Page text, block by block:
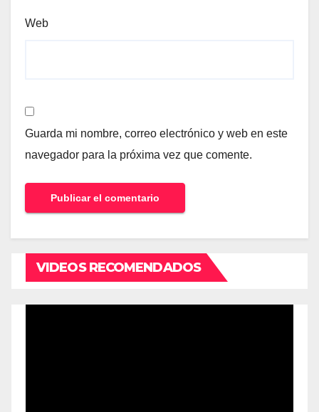
Web
Guarda mi nombre, correo electrónico y web en este
navegador para la próxima vez que comente.
VIDEOS RECOMENDADOS